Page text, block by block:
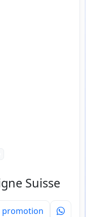
Suisse
promotion